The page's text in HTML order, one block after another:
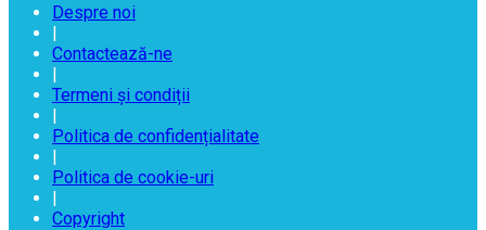
Despre noi
|
Contactează-ne
|
Termeni și condiții
|
Politica de confidențialitate
|
Politica de cookie-uri
|
Copyright